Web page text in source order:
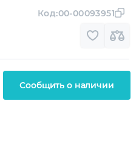
Код:00-00093951
Сообщить о наличии